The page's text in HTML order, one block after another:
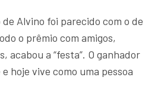
Alvino foi parecido com o de
o prêmio com amigos,
acabou a “festa”. O ganhador
hoje vive como uma pessoa